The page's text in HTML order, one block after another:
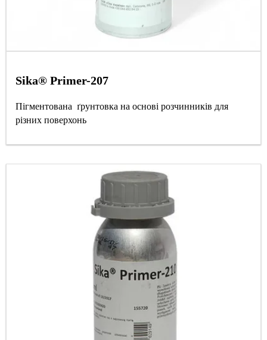
Sika® Primer-207
Пігментована ґрунтовка на основі розчинників для
різних поверхонь